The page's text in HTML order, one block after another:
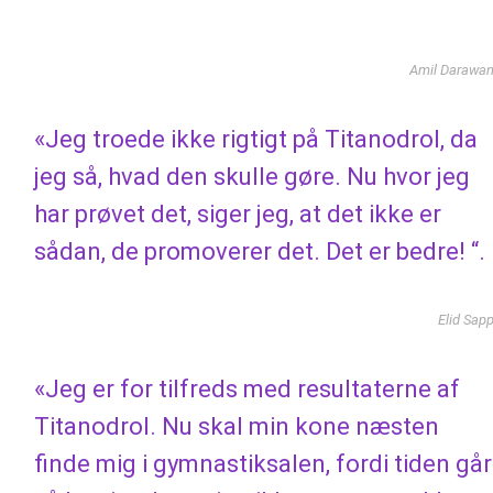
Amil Darawan
«Jeg troede ikke rigtigt på Titanodrol, da
jeg så, hvad den skulle gøre. Nu hvor jeg
har prøvet det, siger jeg, at det ikke er
sådan, de promoverer det. Det er bedre! “.
Elid Sapp
«Jeg er for tilfreds med resultaterne af
Titanodrol. Nu skal min kone næsten
finde mig i gymnastiksalen, fordi tiden går